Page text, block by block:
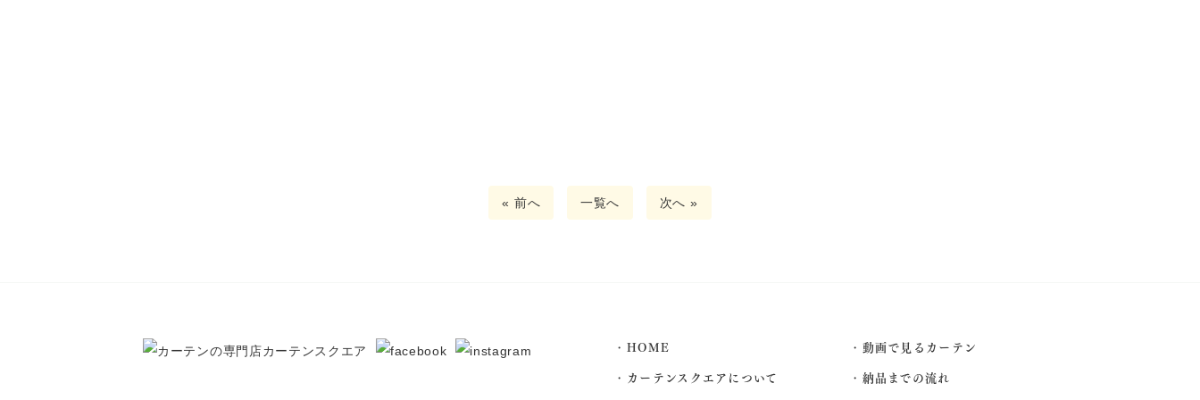
« 前へ 一覧へ 次へ »
HOME
カーテンスクエアについて
動画で見るカーテン
納品までの流れ